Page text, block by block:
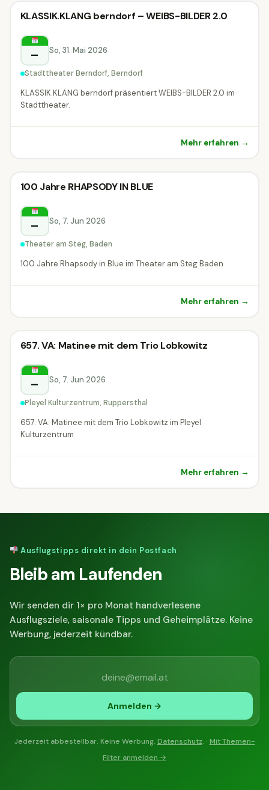
Klassik-Konzert
Berndorf
Klassik-Konzert
KLASSIK.KLANG berndorf – WEIBS-BILDER 2.0
– So, 31. Mai 2026
Stadttheater Berndorf, Berndorf
KLASSIK.KLANG berndorf präsentiert WEIBS-BILDER 2.0 im
Stadttheater.
Mehr erfahren →
Klassik-Konzert
Baden
Klassik-Konzert
100 Jahre RHAPSODY IN BLUE
– So, 7. Jun 2026
Theater am Steg, Baden
100 Jahre Rhapsody in Blue im Theater am Steg Baden
Mehr erfahren →
Klassik-Konzert
Ruppersthal
Klassik-Konzert
657. VA: Matinee mit dem Trio Lobkowitz
– So, 7. Jun 2026
Pleyel Kulturzentrum, Ruppersthal
657. VA: Matinee mit dem Trio Lobkowitz im Pleyel
Kulturzentrum
Mehr erfahren →
Ausflugstipps direkt in dein Postfach
Bleib am Laufenden
Wir senden dir 1× pro Monat handverlesene
Ausflugsziele, saisonale Tipps und Geheimplätze. Keine
Werbung, jederzeit kündbar.
Anmelden →
Jederzeit abbestellbar. Keine Werbung. Datenschutz. · Mit Themen-
Filter anmelden →